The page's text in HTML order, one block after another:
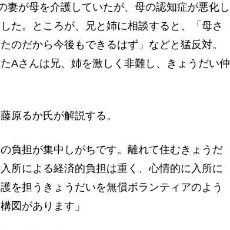
妻が母を介護していたが、母の認知症が悪化し
た。ところが、兄と姉に相談すると、「母さ
のだから今後もできるはず」などと猛反対。
Aさんは兄、姉を激しく非難し、きょうだい仲
原るか氏が解説する。
負担が集中しがちです。離れて住むきょうだ
所による経済的負担は重く、心情的に入所に
を担うきょうだいを無償ボランティアのよう
図があります」